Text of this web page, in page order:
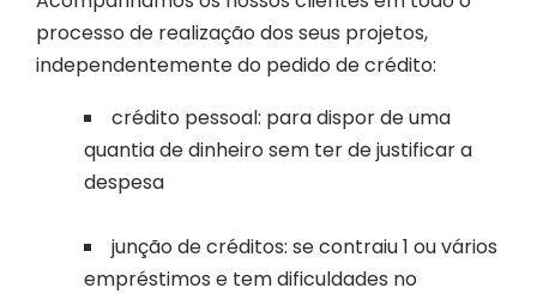
processo de realização dos seus projetos,
independentemente do pedido de crédito:
crédito pessoal: para dispor de uma
quantia de dinheiro sem ter de justificar a
despesa
junção de créditos: se contraiu 1 ou vários
empréstimos e tem dificuldades no